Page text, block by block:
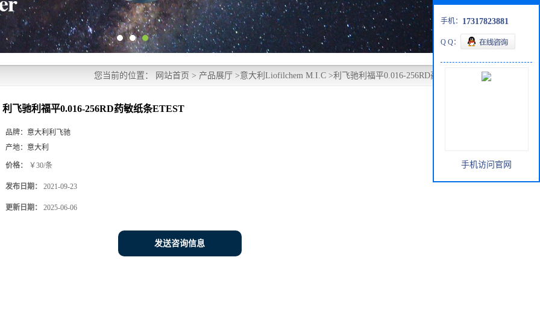
您当前的位置： 网站首页 > 产品展厅 >意大利Liofilchem M.I.C >利飞驰利福平0.016-256RD药敏纸条ETEST
利飞驰利福平0.016-256RD药敏纸条ETEST
品牌： 意大利利飞驰
产地： 意大利
价格： ￥30/条
发布日期： 2021-09-23
更新日期： 2025-06-06
发送咨询信息
手机： 17317823881
Q Q：
手机访问官网